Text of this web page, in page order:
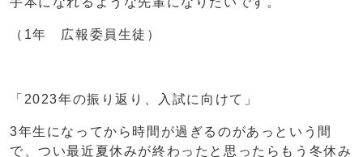
（1年 広報委員生徒）
「2023年の振り返り、入試に向けて」
3年生になってから時間が過ぎるのがあっという間
で、つい最近夏休みが終わったと思ったらもう冬休み